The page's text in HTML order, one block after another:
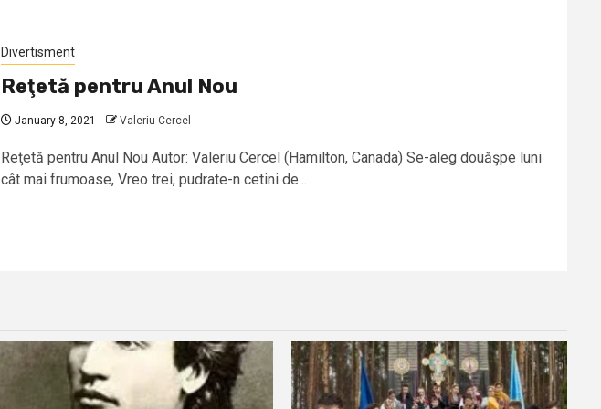
Divertisment
Reţetă pentru Anul Nou
January 8, 2021 Valeriu Cercel
Reţetă pentru Anul Nou Autor: Valeriu Cercel (Hamilton, Canada) Se-aleg douăşpe luni
cât mai frumoase, Vreo trei, pudrate-n cetini de...